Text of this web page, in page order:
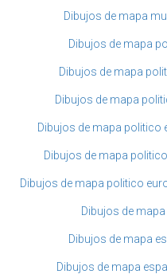
Dibujos de mapa
Dibujos de mapa
Dibujos de mapa
Dibujos de mapa
Dibujos de mapa
Dibujos de mapa
Dibujos de mapa politico
Dibujos de
Dibujos de mapa
Dibujos de mapa